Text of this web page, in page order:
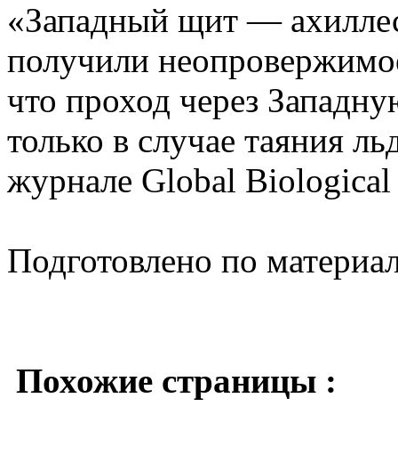
«Западный щит —
получили
что проход через
только в случае таяния
журнале Global Biological
Подготовлено по
Похожие страницы :